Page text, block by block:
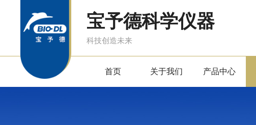
宝予德科学仪器
科技创造未来
首页 关于我们 产品中心